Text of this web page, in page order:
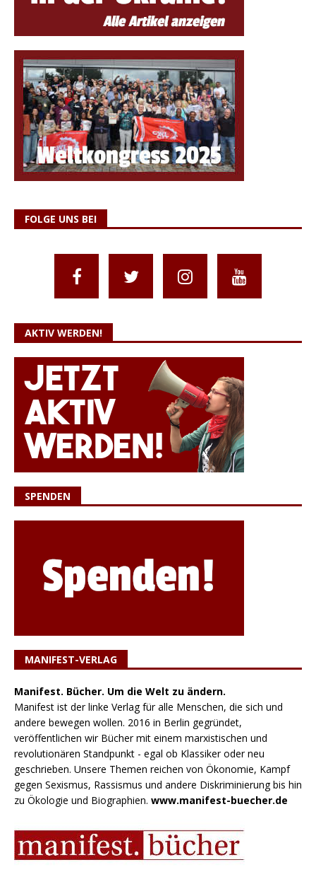
FOLGE UNS BEI
AKTIV WERDEN!
SPENDEN
MANIFEST-VERLAG
Manifest. Bücher. Um die Welt zu ändern.
Manifest ist der linke Verlag für alle Menschen, die sich und
andere bewegen wollen. 2016 in Berlin gegründet,
veröffentlichen wir Bücher mit einem marxistischen und
revolutionären Standpunkt - egal ob Klassiker oder neu
geschrieben. Unsere Themen reichen von Ökonomie, Kampf
gegen Sexismus, Rassismus und andere Diskriminierung bis hin
zu Ökologie und Biographien. www.manifest-buecher.de